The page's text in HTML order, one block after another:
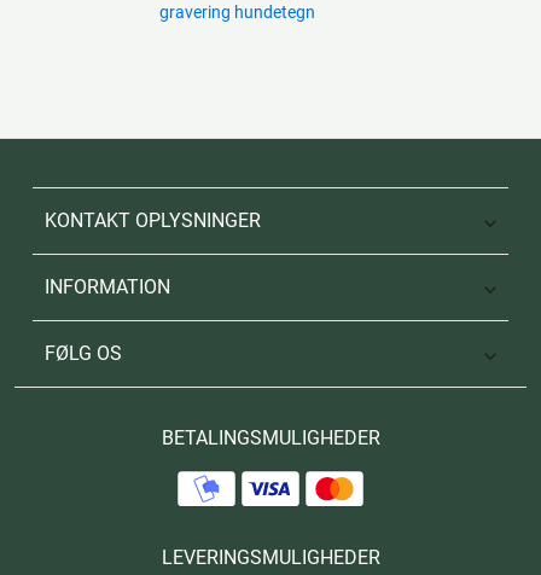
gravering hundetegn
KONTAKT OPLYSNINGER 
INFORMATION 
FØLG OS 
BETALINGSMULIGHEDER
LEVERINGSMULIGHEDER